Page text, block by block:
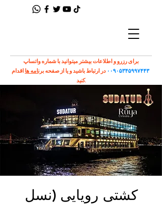
برای رزرو و اطلاعات بیشتر میتوانید با شماره واتساپ
۰۰۹۰۵۳۴۵۹۹۷۴۴۳ در ارتباط باشید و یا از صفحهبرنامه ها اقدام
کنید.
کشتی رویایی (نسل